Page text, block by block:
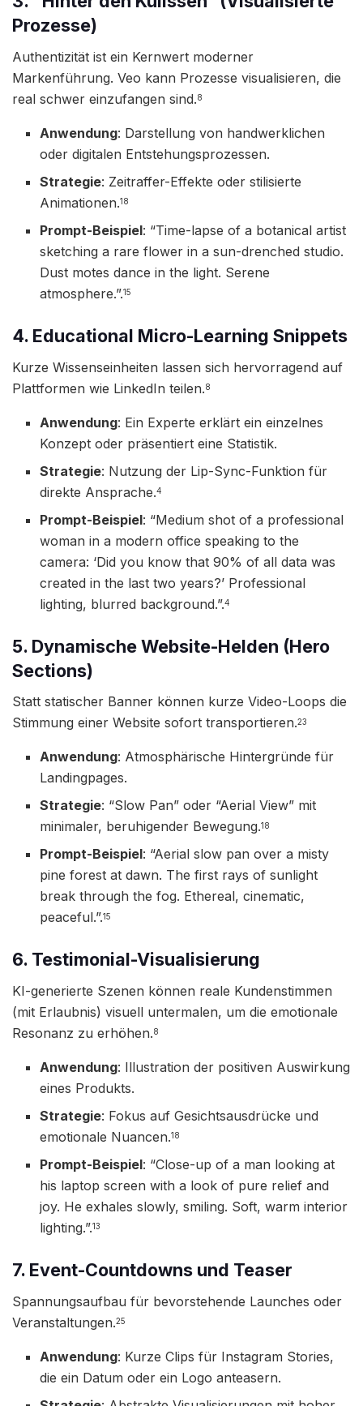
Prozesse)
Authentizität ist ein Kernwert moderner
Markenführung. Veo kann Prozesse visualisieren, die
real schwer einzufangen sind.8
Anwendung: Darstellung von handwerklichen
oder digitalen Entstehungsprozessen.
Strategie: Zeitraffer-Effekte oder stilisierte
Animationen.18
Prompt-Beispiel: “Time-lapse of a botanical artist
sketching a rare flower in a sun-drenched studio.
Dust motes dance in the light. Serene
atmosphere.”.15
4. Educational Micro-Learning Snippets
Kurze Wissenseinheiten lassen sich hervorragend auf
Plattformen wie LinkedIn teilen.8
Anwendung: Ein Experte erklärt ein einzelnes
Konzept oder präsentiert eine Statistik.
Strategie: Nutzung der Lip-Sync-Funktion für
direkte Ansprache.4
Prompt-Beispiel: “Medium shot of a professional
woman in a modern office speaking to the
camera: ‘Did you know that 90% of all data was
created in the last two years?’ Professional
lighting, blurred background.”.4
5. Dynamische Website-Helden (Hero
Sections)
Statt statischer Banner können kurze Video-Loops die
Stimmung einer Website sofort transportieren.23
Anwendung: Atmosphärische Hintergründe für
Landingpages.
Strategie: “Slow Pan” oder “Aerial View” mit
minimaler, beruhigender Bewegung.18
Prompt-Beispiel: “Aerial slow pan over a misty
pine forest at dawn. The first rays of sunlight
break through the fog. Ethereal, cinematic,
peaceful.”.15
6. Testimonial-Visualisierung
KI-generierte Szenen können reale Kundenstimmen
(mit Erlaubnis) visuell untermalen, um die emotionale
Resonanz zu erhöhen.8
Anwendung: Illustration der positiven Auswirkung
eines Produkts.
Strategie: Fokus auf Gesichtsausdrücke und
emotionale Nuancen.18
Prompt-Beispiel: “Close-up of a man looking at
his laptop screen with a look of pure relief and
joy. He exhales slowly, smiling. Soft, warm interior
lighting.”.13
7. Event-Countdowns und Teaser
Spannungsaufbau für bevorstehende Launches oder
Veranstaltungen.25
Anwendung: Kurze Clips für Instagram Stories,
die ein Datum oder ein Logo anteasern.